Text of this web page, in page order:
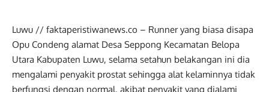
Luwu // faktaperistiwanews.co – Runner yang biasa disapa
Opu Condeng alamat Desa Seppong Kecamatan Belopa
Utara Kabupaten Luwu, selama setahun belakangan ini dia
mengalami penyakit prostat sehingga alat kelaminnya tidak
berfungsi dengan normal, akibat penyakit yang dialami